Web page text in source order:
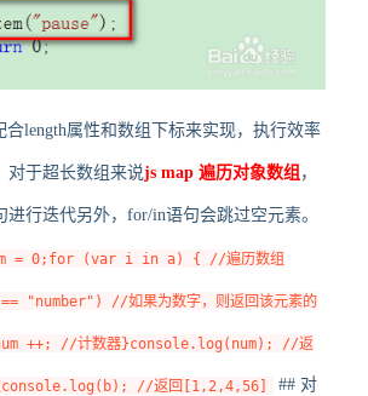
属性和数组下标来实现，执行效率
对于超长数组来说js map 遍历对象数组 ，
进行迭代另外，for/in语句会跳过空元素。
= 0;for (var i in a) { //遍历数组
//如果为数字，则返回该元素的
++; //计数器}console.log(num); //返
次console.log(b); //返回[1,2,4,56] ## 对